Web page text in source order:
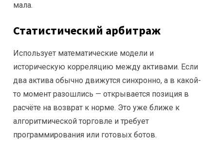
мала.
Статистический арбитраж
Использует математические модели и
историческую корреляцию между активами. Если
два актива обычно движутся синхронно, а в какой-
то момент разошлись — открывается позиция в
расчёте на возврат к норме. Это уже ближе к
алгоритмической торговле и требует
программирования или готовых ботов.